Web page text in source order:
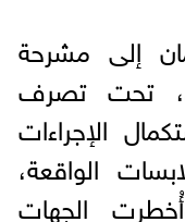
إلى مشرحة
تحت تصرف
الإجراءات
الواقعة،
الجهات